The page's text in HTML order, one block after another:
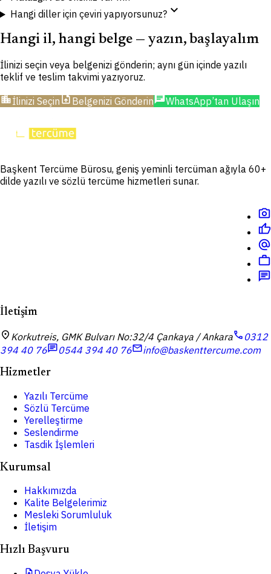
Hangi diller için çeviri yapıyorsunuz?expand_more
Hangi il, hangi belge — yazın, başlayalım
İlinizi seçin veya belgenizi gönderin; aynı gün içinde yazılı
teklif ve teslim takvimi yazıyoruz.
location_cityİlinizi Seçinupload_fileBelgenizi GönderinchatWhatsApp’tan Ulaşın
Başkent Tercüme Bürosu, geniş yeminli tercüman ağıyla 60+
dilde yazılı ve sözlü tercüme hizmetleri sunar.
photo_camera
thumb_up
alternate_email
work
chat
İletişim
location_on Korkutreis, GMK Bulvarı No:32/4 Çankaya / Ankaracall 0312
394 40 76chat0544 394 40 76mailinfo@baskenttercume.com
Hizmetler
Yazılı Tercüme
Sözlü Tercüme
Yerelleştirme
Seslendirme
Tasdik İşlemleri
Kurumsal
Hakkımızda
Kalite Belgelerimiz
Mesleki Sorumluluk
İletişim
Hızlı Başvuru